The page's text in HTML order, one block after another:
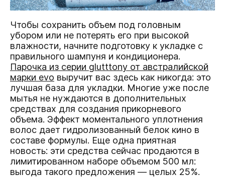
Чтобы сохранить объем под головным
убором или не потерять его при высокой
влажности, начните подготовку к укладке с
правильного шампуня и кондиционера.
Парочка из серии glutttony от австралийской
марки evo выручит вас здесь как никогда: это
лучшая база для укладки. Многие уже после
мытья не нуждаются в дополнительных
средствах для создания прикорневого
объема. Эффект моментального уплотнения
волос дает гидролизованный белок кино в
составе формулы. Еще одна приятная
новость: эти средства сейчас продаются в
лимитированном наборе объемом 500 мл:
выгода такого предложения — целых 25%.